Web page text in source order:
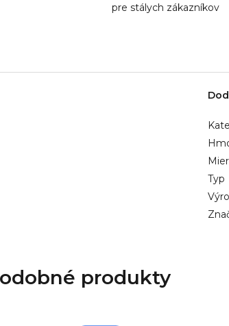
pre stálych zákazníkov
Typ
produkty